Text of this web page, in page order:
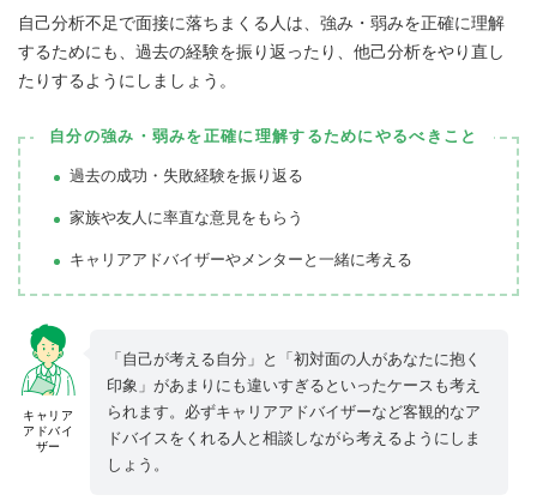
自己分析不足で面接に落ちまくる人は、強み・弱みを正確に理解
するためにも、過去の経験を振り返ったり、他己分析をやり直し
たりするようにしましょう。
自分の強み・弱みを正確に理解するためにやるべきこと
過去の成功・失敗経験を振り返る
家族や友人に率直な意見をもらう
キャリアアドバイザーやメンターと一緒に考える
キャリア
アドバイ
ザー
「自己が考える自分」と「初対面の人があなたに抱く
印象」があまりにも違いすぎるといったケースも考え
られます。必ずキャリアアドバイザーなど客観的なア
ドバイスをくれる人と相談しながら考えるようにしま
しょう。